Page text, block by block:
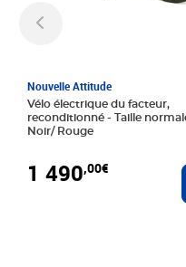
Nouvelle Attitude
Vélo électrique du facteur,
reconditionné - Taille normale -
Noir/ Rouge
1 490,00€